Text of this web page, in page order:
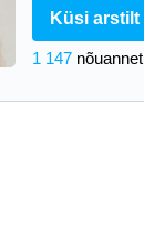
Küsi arstilt
1 147 nõuannet